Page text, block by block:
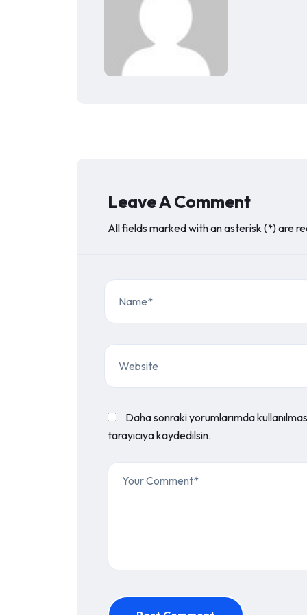
Leave A Comment
All fields marked with an asterisk (*) are
Daha sonraki yorumlarımda
tarayıcıya kaydedilsin.